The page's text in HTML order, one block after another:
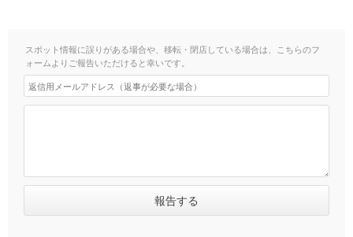
スポット情報に誤りがある場合や、移転・閉店している場合は、こちらのフ
ォームよりご報告いただけると幸いです。